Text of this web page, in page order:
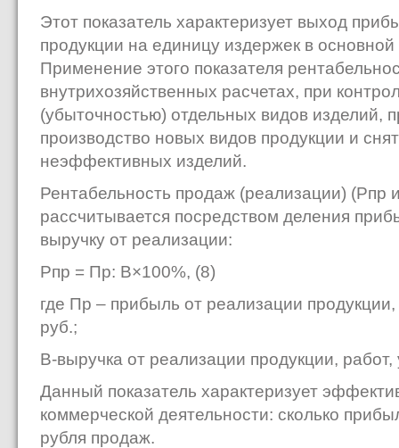
Этот показатель характеризует выход
продукции на единицу издержек в
Применение этого показателя
внутрихозяйственных расчетах, при
(убыточностью) отдельных видов изделий,
производство новых видов продукции и
неэффективных изделий.
Рентабельность продаж (реализации) (Рпр
рассчитывается посредством деления
выручку от реализации:
Рпр = Пр: В×100%, (8)
где Пр – прибыль от реализации продукции,
руб.;
В-выручка от реализации продукции, работ,
Данный показатель характеризует
коммерческой деятельности: сколько
рубля продаж.